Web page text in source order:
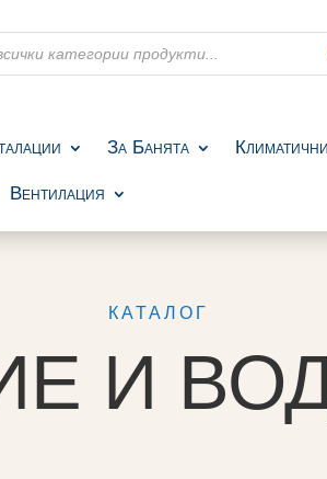
За Банята
Вентилация
КАТАЛОГ
И